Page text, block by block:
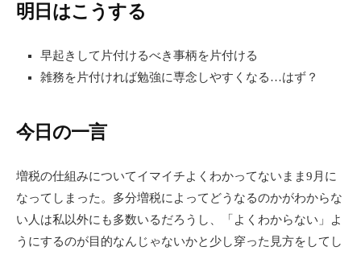
明日はこうする
早起きして片付けるべき事柄を片付ける
雑務を片付ければ勉強に専念しやすくなる…はず？
今日の一言
増税の仕組みについてイマイチよくわかってないまま9月に
なってしまった。多分増税によってどうなるのかがわからな
い人は私以外にも多数いるだろうし、「よくわからない」よ
うにするのが目的なんじゃないかと少し穿った見方をしてし